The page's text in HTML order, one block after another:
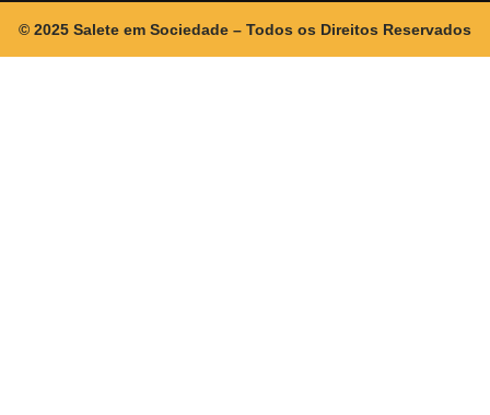
© 2025 Salete em Sociedade – Todos os Direitos Reservados